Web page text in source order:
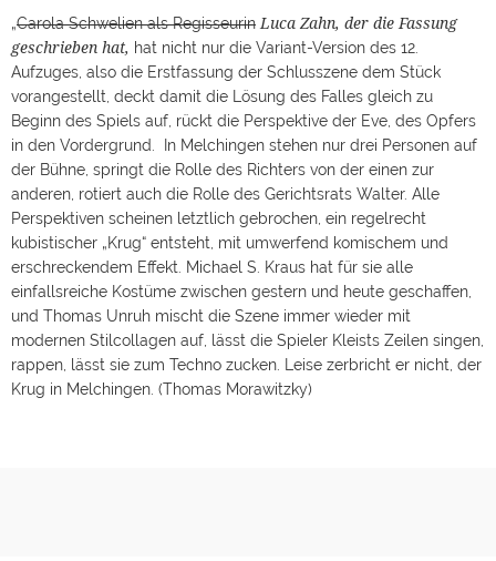
„Carola Schwelien als Regisseurin Luca Zahn, der die Fassung
geschrieben hat, hat nicht nur die Variant-Version des 12.
Aufzuges, also die Erstfassung der Schlusszene dem Stück
vorangestellt, deckt damit die Lösung des Falles gleich zu
Beginn des Spiels auf, rückt die Perspektive der Eve, des Opfers
in den Vordergrund. In Melchingen stehen nur drei Personen auf
der Bühne, springt die Rolle des Richters von der einen zur
anderen, rotiert auch die Rolle des Gerichtsrats Walter. Alle
Perspektiven scheinen letztlich gebrochen, ein regelrecht
kubistischer „Krug“ entsteht, mit umwerfend komischem und
erschreckendem Effekt. Michael S. Kraus hat für sie alle
einfallsreiche Kostüme zwischen gestern und heute geschaffen,
und Thomas Unruh mischt die Szene immer wieder mit
modernen Stilcollagen auf, lässt die Spieler Kleists Zeilen singen,
rappen, lässt sie zum Techno zucken. Leise zerbricht er nicht, der
Krug in Melchingen. (Thomas Morawitzky)